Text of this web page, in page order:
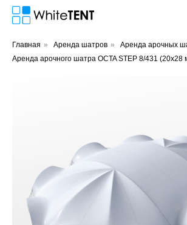
Главная » Аренда шатров » Аренда арочных
Аренда арочного шатра OCTA STEP 8/431 (20х28